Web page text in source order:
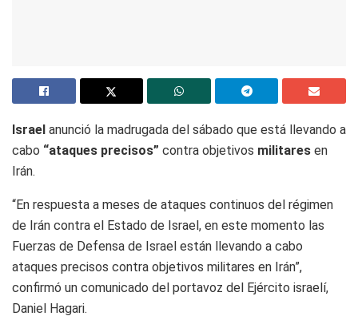
Israel anunció la madrugada del sábado que está llevando a
cabo “ataques precisos” contra objetivos militares en
Irán.
“En respuesta a meses de ataques continuos del régimen
de Irán contra el Estado de Israel, en este momento las
Fuerzas de Defensa de Israel están llevando a cabo
ataques precisos contra objetivos militares en Irán”,
confirmó un comunicado del portavoz del Ejército israelí,
Daniel Hagari.